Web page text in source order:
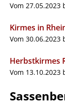
Vom 27.05.2023
Kirmes in
Vom 30.06.2023
Herbstkirmes
Vom 13.10.2023